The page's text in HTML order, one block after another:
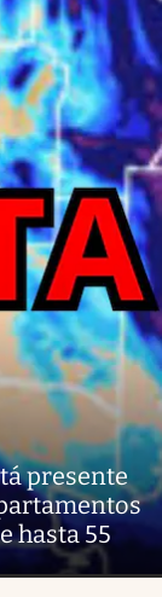
presente
hasta 55